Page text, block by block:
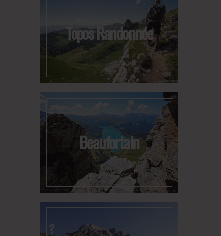
Topos Randonnée
Beaufortain